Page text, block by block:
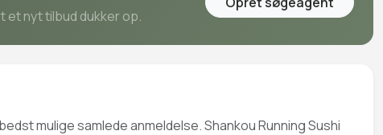
et nyt tilbud dukker op.
mulige samlede anmeldelse. Shankou Running Sushi